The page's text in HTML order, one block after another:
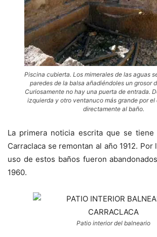
Piscina cubierta. Los mimerales de las aguas
paredes de la balsa añadiéndoles un grosor
Curiosamente no hay una puerta de entrada.
izquierda y otro ventanuco más grande por el
directamente al baño.
La primera noticia escrita que se
Carraclaca se remontan al año 1912.
uso de estos baños fueron
1960.
Patio interior del balneario